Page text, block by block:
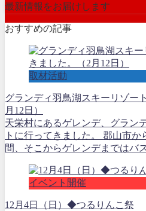
最新情報をお届けします
おすすめの記事
取材活動
グランディ羽鳥湖スキーリゾー
月12日）
天栄村にあるゲレンデ、グラン
トに行ってきました。 郡山市
間、そこからゲレンデまではバ
イベント開催
12月4日（日）◆つるりんこ祭